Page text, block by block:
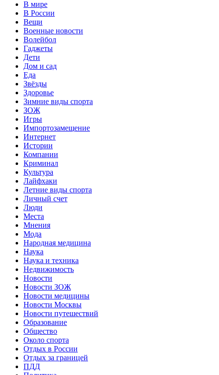
В мире
В России
Вещи
Военные новости
Волейбол
Гаджеты
Дети
Дом и сад
Еда
Звёзды
Здоровье
Зимние виды спорта
ЗОЖ
Игры
Импортозамещение
Интернет
Истории
Компании
Криминал
Культура
Лайфхаки
Летние виды спорта
Личный счет
Люди
Места
Мнения
Мода
Народная медицина
Наука
Наука и техника
Недвижимость
Новости
Новости ЗОЖ
Новости медицины
Новости Москвы
Новости путешествий
Образование
Общество
Около спорта
Отдых в России
Отдых за границей
ПДД